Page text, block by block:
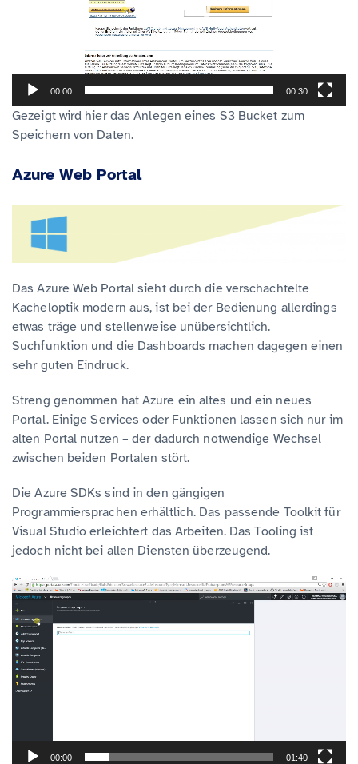
y
e
00:00 00:30
Gezeigt wird hier das Anlegen eines S3 Bucket zum
Speichern von Daten.
Azure Web Portal
Das Azure Web Portal sieht durch die verschachtelte
Kacheloptik modern aus, ist bei der Bedienung allerdings
etwas träge und stellenweise unübersichtlich.
Suchfunktion und die Dashboards machen dagegen einen
sehr guten Eindruck.
Streng genommen hat Azure ein altes und ein neues
Portal. Einige Services oder Funktionen lassen sich nur im
alten Portal nutzen – der dadurch notwendige Wechsel
zwischen beiden Portalen stört.
Die Azure SDKs sind in den gängigen
Programmiersprachen erhältlich. Das passende Toolkit für
Visual Studio erleichtert das Arbeiten. Das Tooling ist
jedoch nicht bei allen Diensten überzeugend.
V
d
e
o
00:00 01:40